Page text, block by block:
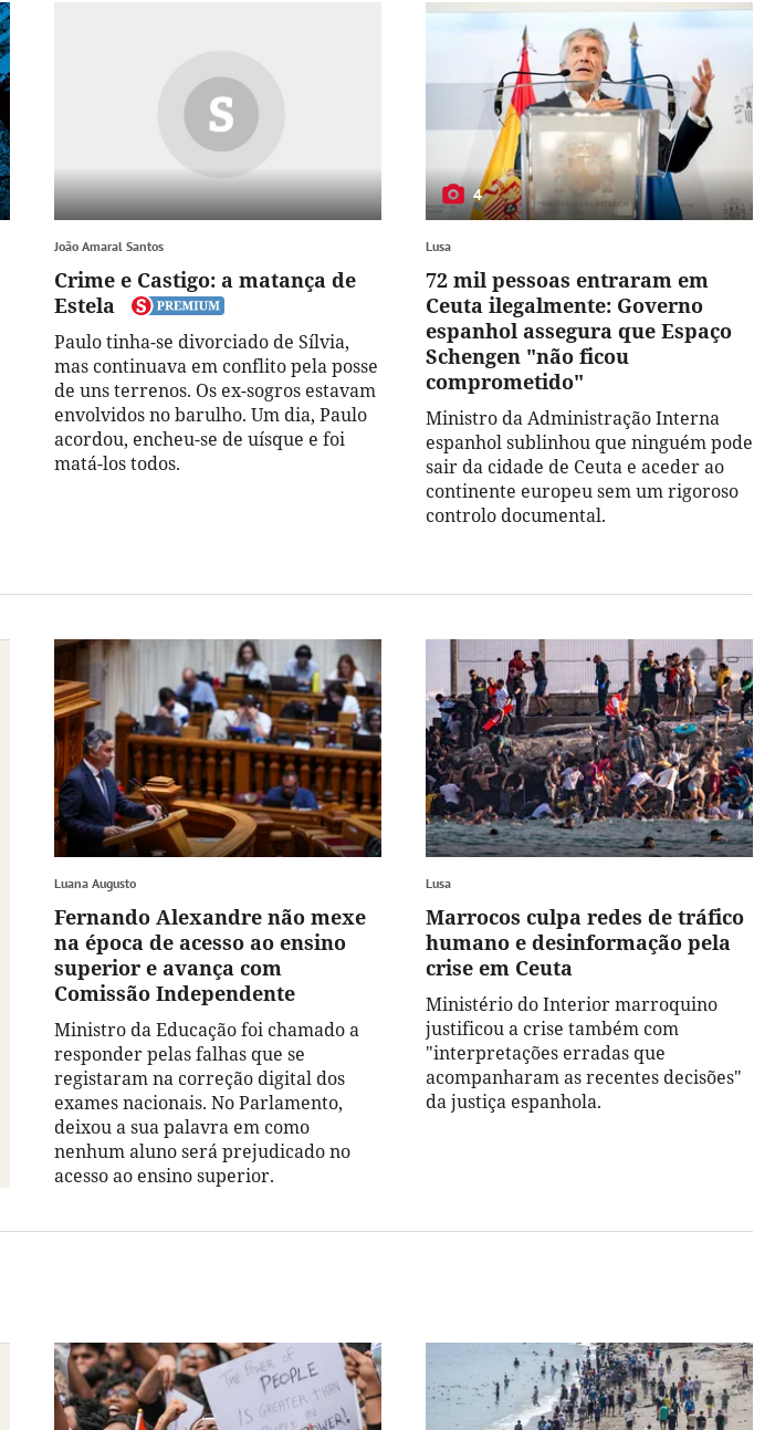
João Amaral Santos
Crime e Castigo: a matança de
Estela
Paulo tinha-se divorciado de Sílvia,
mas continuava em conflito pela posse
de uns terrenos. Os ex-sogros estavam
envolvidos no barulho. Um dia, Paulo
acordou, encheu-se de uísque e foi
matá-los todos.
4
Lusa
72 mil pessoas entraram em
Ceuta ilegalmente: Governo
espanhol assegura que Espaço
Schengen "não ficou
comprometido"
Ministro da Administração Interna
espanhol sublinhou que ninguém pode
sair da cidade de Ceuta e aceder ao
continente europeu sem um rigoroso
controlo documental.
Luana Augusto
Fernando Alexandre não mexe
na época de acesso ao ensino
superior e avança com
Comissão Independente
Ministro da Educação foi chamado a
responder pelas falhas que se
registaram na correção digital dos
exames nacionais. No Parlamento,
deixou a sua palavra em como
nenhum aluno será prejudicado no
acesso ao ensino superior.
Lusa
Marrocos culpa redes de tráfico
humano e desinformação pela
crise em Ceuta
Ministério do Interior marroquino
justificou a crise também com
"interpretações erradas que
acompanharam as recentes decisões"
da justiça espanhola.